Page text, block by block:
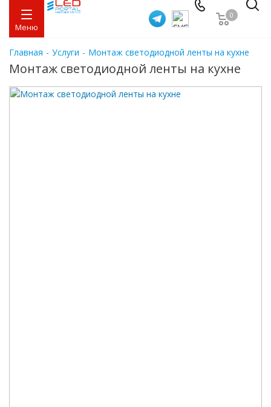
Меню
0
Главная - Услуги - Монтаж светодиодной ленты на кухне
Монтаж светодиодной ленты на кухне